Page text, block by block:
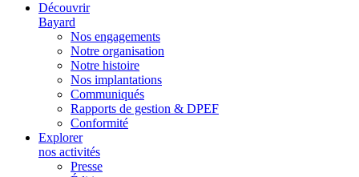
Découvrir
Bayard
Nos engagements
Notre organisation
Notre histoire
Nos implantations
Communiqués
Rapports de gestion & DPEF
Conformité
Explorer
nos activités
Presse